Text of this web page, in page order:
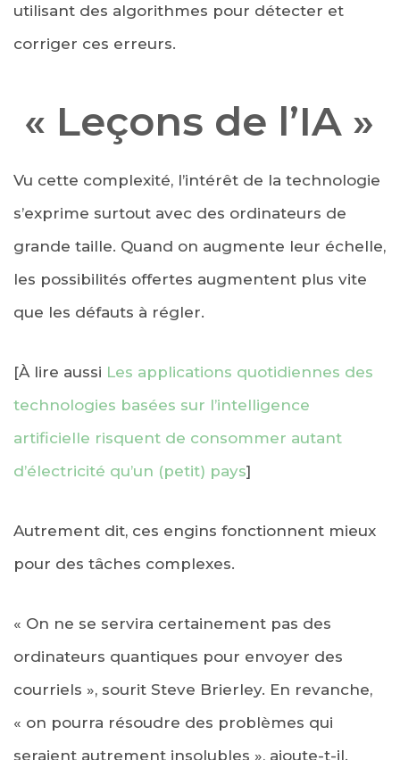
utilisant des algorithmes pour détecter et
corriger ces erreurs.
« Leçons de l’IA »
Vu cette complexité, l’intérêt de la technologie
s’exprime surtout avec des ordinateurs de
grande taille. Quand on augmente leur échelle,
les possibilités offertes augmentent plus vite
que les défauts à régler.
[À lire aussi Les applications quotidiennes des
technologies basées sur l’intelligence
artificielle risquent de consommer autant
d’électricité qu’un (petit) pays]
Autrement dit, ces engins fonctionnent mieux
pour des tâches complexes.
« On ne se servira certainement pas des
ordinateurs quantiques pour envoyer des
courriels », sourit Steve Brierley. En revanche,
« on pourra résoudre des problèmes qui
seraient autrement insolubles », ajoute-t-il.